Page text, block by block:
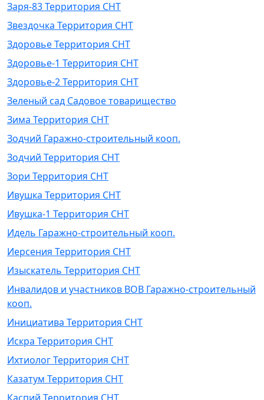
Заря-83 Территория СНТ
Звездочка Территория СНТ
Здоровье Территория СНТ
Здоровье-1 Территория СНТ
Здоровье-2 Территория СНТ
Зеленый сад Садовое товарищество
Зима Территория СНТ
Зодчий Гаражно-строительный кооп.
Зодчий Территория СНТ
Зори Территория СНТ
Ивушка Территория СНТ
Ивушка-1 Территория СНТ
Идель Гаражно-строительный кооп.
Иерсения Территория СНТ
Изыскатель Территория СНТ
Инвалидов и участников ВОВ Гаражно-строительный
кооп.
Инициатива Территория СНТ
Искра Территория СНТ
Ихтиолог Территория СНТ
Казатум Территория СНТ